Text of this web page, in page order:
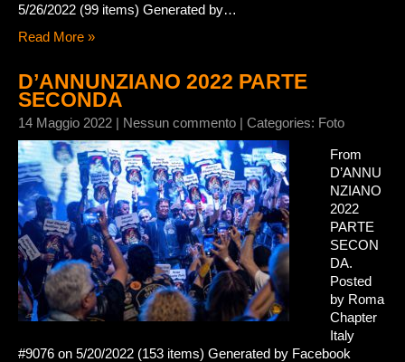
5/26/2022 (99 items) Generated by…
Read More »
D’ANNUNZIANO 2022 PARTE
SECONDA
14 Maggio 2022 | Nessun commento | Categories: Foto
From
D’ANNU
NZIANO
2022
PARTE
SECON
DA.
Posted
by Roma
Chapter
Italy
#9076 on 5/20/2022 (153 items) Generated by Facebook